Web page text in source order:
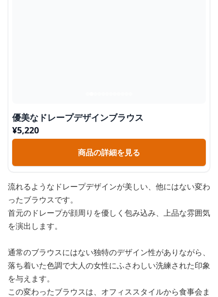
優美なドレープデザインブラウス
¥5,220
商品の詳細を見る
流れるようなドレープデザインが美しい、他にはない変わ
ったブラウスです。
首元のドレープが顔周りを優しく包み込み、上品な雰囲気
を演出します。
通常のブラウスにはない独特のデザイン性がありながら、
落ち着いた色調で大人の女性にふさわしい洗練された印象
を与えます。
この変わったブラウスは、オフィススタイルから食事会ま